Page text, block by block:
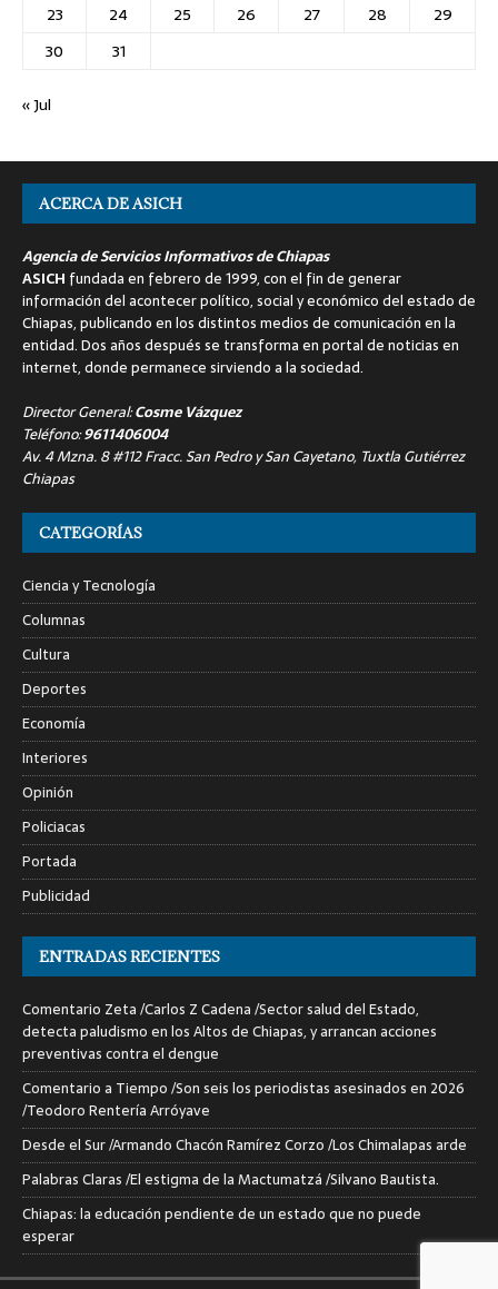
23
24 25 26 27 28
29
30
31
« Jul
ACERCA DE ASICH
Agencia de Servicios Informativos de Chiapas
ASICH fundada en febrero de 1999, con el fin de generar
información del acontecer político, social y económico del estado de
Chiapas, publicando en los distintos medios de comunicación en la
entidad. Dos años después se transforma en portal de noticias en
internet, donde permanece sirviendo a la sociedad.
Director General:Cosme Vázquez
Teléfono:9611406004
Av. 4 Mzna. 8 #112 Fracc. San Pedro y San Cayetano, Tuxtla Gutiérrez
Chiapas
CATEGORÍAS
Ciencia y Tecnología
Columnas
Cultura
Deportes
Economía
Interiores
Opinión
Policiacas
Portada
Publicidad
ENTRADAS RECIENTES
Comentario Zeta /Carlos Z Cadena /Sector salud del Estado,
detecta paludismo en los Altos de Chiapas, y arrancan acciones
preventivas contra el dengue
Comentario a Tiempo /Son seis los periodistas asesinados en 2026
/Teodoro Rentería Arróyave
Desde el Sur /Armando Chacón Ramírez Corzo /Los Chimalapas arde
Palabras Claras /El estigma de la Mactumatzá /Silvano Bautista.
Chiapas: la educación pendiente de un estado que no puede
esperar